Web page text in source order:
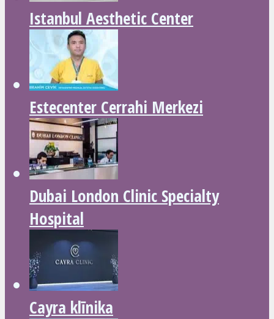
Istanbul Aesthetic Center
Estecenter Cerrahi Merkezi
Dubai London Clinic Specialty
Hospital
Cayra klīnika